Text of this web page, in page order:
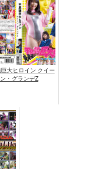
大ヒロイン クイー
ン・グランデZ